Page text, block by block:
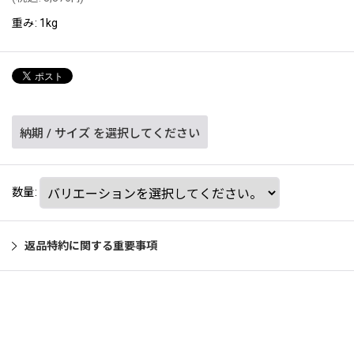
重み: 1kg
納期 / サイズ を選択してください
数量:
返品特約に関する重要事項